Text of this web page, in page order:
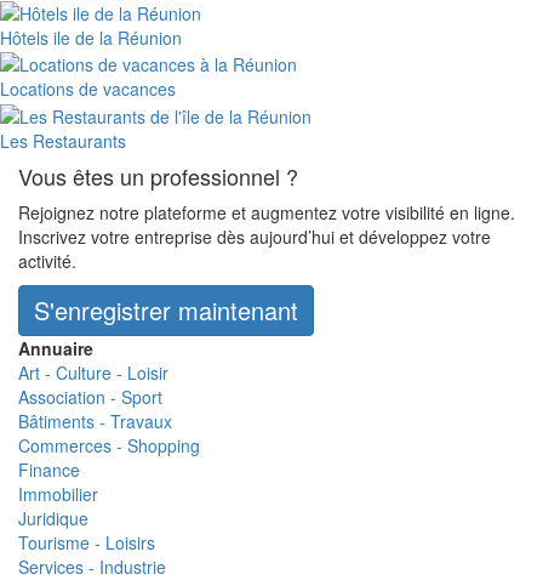
Hôtels ile de la Réunion
Locations de vacances
Les Restaurants
Vous êtes un professionnel ?
Rejoignez notre plateforme et augmentez votre visibilité en ligne.
Inscrivez votre entreprise dès aujourd’hui et développez votre
activité.
S'enregistrer maintenant
Annuaire
Art - Culture - Loisir
Association - Sport
Bâtiments - Travaux
Commerces - Shopping
Finance
Immobilier
Juridique
Tourisme - Loisirs
Services - Industrie